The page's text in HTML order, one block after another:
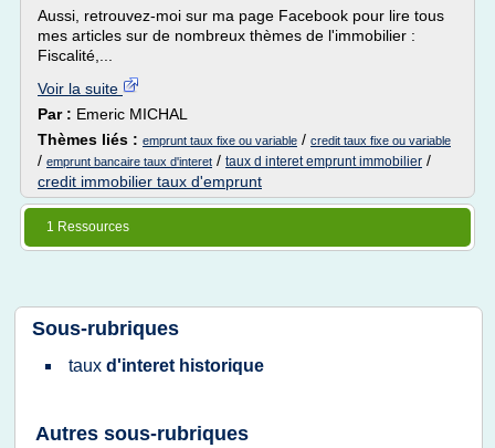
Aussi, retrouvez-moi sur ma page Facebook pour lire tous
mes articles sur de nombreux thèmes de l'immobilier :
Fiscalité,...
Voir la suite
Par : Emeric MICHAL
Thèmes liés : emprunt taux fixe ou variable / credit taux fixe ou variable
/ emprunt bancaire taux d'interet / taux d interet emprunt immobilier /
credit immobilier taux d'emprunt
1 Ressources
Sous-rubriques
taux d'interet historique
Autres sous-rubriques